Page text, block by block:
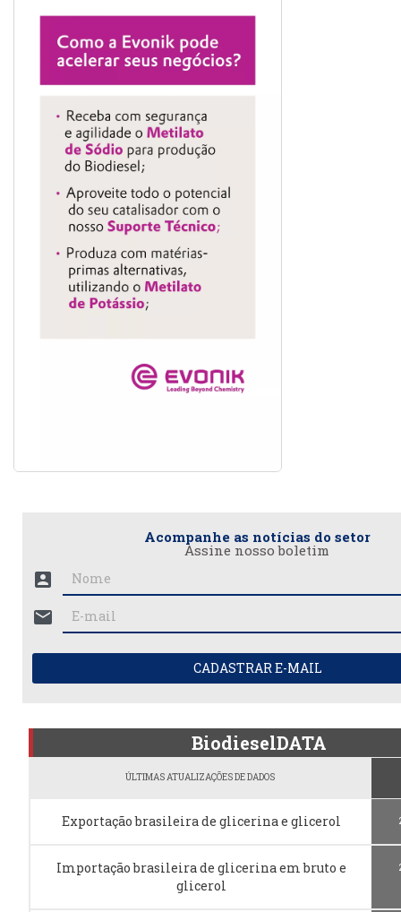
Acompanhe as notícias do setor
Assine nosso boletim
account_box
mail
CADASTRAR E-MAIL
BiodieselDATA
ÚLTIMAS ATUALIZAÇÕES DE DADOS
Exportação brasileira de glicerina e glicerol
Importação brasileira de glicerina em bruto e
glicerol